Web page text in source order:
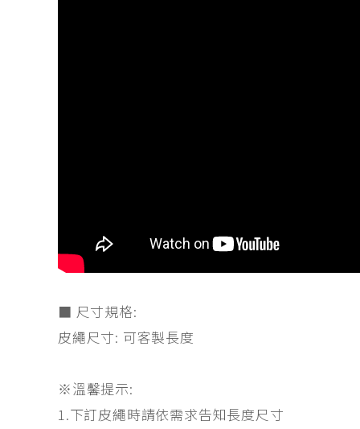
■ 尺寸規格:
皮繩尺寸: 可客製長度
※溫馨提示:
1.下訂皮繩時請依需求告知長度尺寸